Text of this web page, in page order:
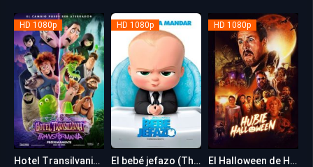
HD 1080p
Hotel Transilvania: Transformanía
HD 1080p
El bebé jefazo (The Boss Baby)
HD 1080p
El Halloween de Hubie